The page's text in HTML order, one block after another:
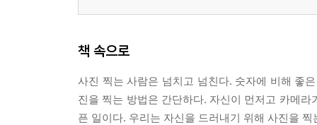
책 속으로
사진 찍는 사람은 넘치고 넘친다. 숫자에 비해 좋
진을 찍는 방법은 간단하다. 자신이 먼저고 카메
픈 일이다. 우리는 자신을 드러내기 위해 사진을